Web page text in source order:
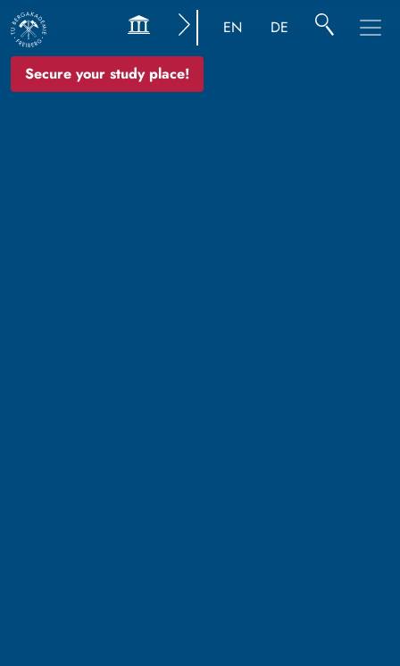
Secure your study place!
EN DE